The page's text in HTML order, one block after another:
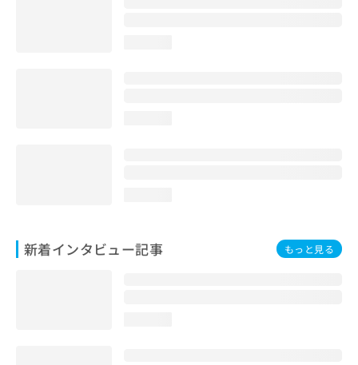
新着インタビュー記事 もっと見る